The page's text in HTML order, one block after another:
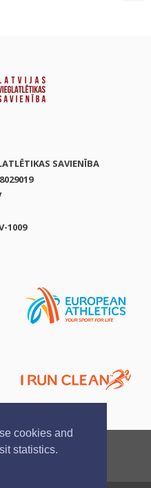
cookies and
statistics.
SAVIENĪBA
1009
politika